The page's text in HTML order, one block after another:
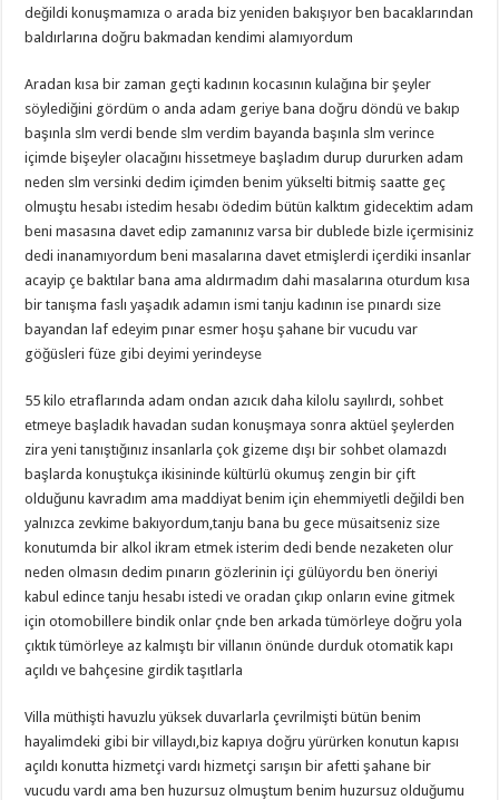
değildi konuşmamıza o arada biz yeniden bakışıyor ben bacaklarından
baldırlarına doğru bakmadan kendimi alamıyordum
Aradan kısa bir zaman geçti kadının kocasının kulağına bir şeyler
söylediğini gördüm o anda adam geriye bana doğru döndü ve bakıp
başınla slm verdi bende slm verdim bayanda başınla slm verince
içimde bişeyler olacağını hissetmeye başladım durup dururken adam
neden slm versinki dedim içimden benim yükselti bitmiş saatte geç
olmuştu hesabı istedim hesabı ödedim bütün kalktım gidecektim adam
beni masasına davet edip zamanınız varsa bir dublede bizle içermisiniz
dedi inanamıyordum beni masalarına davet etmişlerdi içerdiki insanlar
acayip çe baktılar bana ama aldırmadım dahi masalarına oturdum kısa
bir tanışma faslı yaşadık adamın ismi tanju kadının ise pınardı size
bayandan laf edeyim pınar esmer hoşu şahane bir vucudu var
göğüsleri füze gibi deyimi yerindeyse
55 kilo etraflarında adam ondan azıcık daha kilolu sayılırdı, sohbet
etmeye başladık havadan sudan konuşmaya sonra aktüel şeylerden
zira yeni tanıştığınız insanlarla çok gizeme dışı bir sohbet olamazdı
başlarda konuştukça ikisininde kültürlü okumuş zengin bir çift
olduğunu kavradım ama maddiyat benim için ehemmiyetli değildi ben
yalnızca zevkime bakıyordum,tanju bana bu gece müsaitseniz size
konutumda bir alkol ikram etmek isterim dedi bende nezaketen olur
neden olmasın dedim pınarın gözlerinin içi gülüyordu ben öneriyi
kabul edince tanju hesabı istedi ve oradan çıkıp onların evine gitmek
için otomobillere bindik onlar çnde ben arkada tümörleye doğru yola
çıktık tümörleye az kalmıştı bir villanın önünde durduk otomatik kapı
açıldı ve bahçesine girdik taşıtlarla
Villa müthişti havuzlu yüksek duvarlarla çevrilmişti bütün benim
hayalimdeki gibi bir villaydı,biz kapıya doğru yürürken konutun kapısı
açıldı konutta hizmetçi vardı hizmetçi sarışın bir afetti şahane bir
vucudu vardı ama ben huzursuz olmuştum benim huzursuz olduğumu